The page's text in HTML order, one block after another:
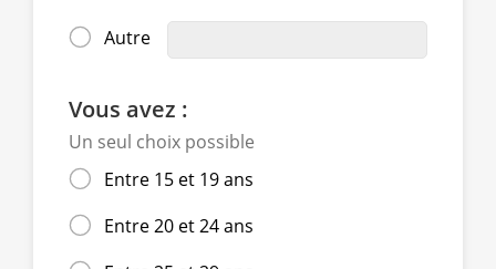
Autre
Vous avez :
Un seul choix possible
Entre 15 et 19 ans
Entre 20 et 24 ans